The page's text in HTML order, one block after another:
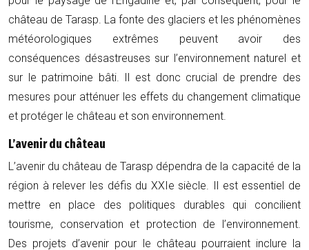
château de Tarasp. La fonte des glaciers et les phénomènes
météorologiques extrêmes peuvent avoir des
conséquences désastreuses sur l’environnement naturel et
sur le patrimoine bâti. Il est donc crucial de prendre des
mesures pour atténuer les effets du changement climatique
et protéger le château et son environnement.
L’avenir du château
L’avenir du château de Tarasp dépendra de la capacité de la
région à relever les défis du XXIe siècle. Il est essentiel de
mettre en place des politiques durables qui concilient
tourisme, conservation et protection de l’environnement.
Des projets d’avenir pour le château pourraient inclure la